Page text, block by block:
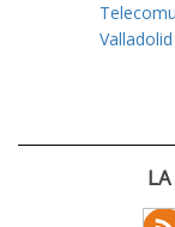
Valladolid